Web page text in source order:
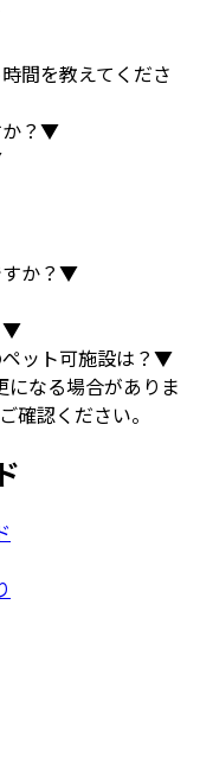
間を教えてくださ
？▼
か？▼
▼
ット可施設は？▼
なる場合がありま
確認ください。